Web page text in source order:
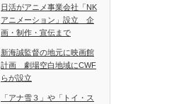
日活がアニメ事業会社「NK
アニメーション」設立 企
画・制作・宣伝まで
新海誠監督の地元に映画館
計画 劇場空白地域にCWF
らが設立
「アナ雪３」や「トイ・ス